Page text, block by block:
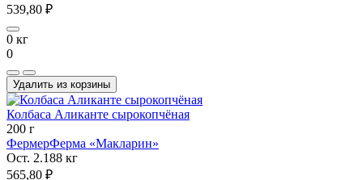
539,80 ₽
0 кг
0
Удалить из корзины
Колбаса Аликанте сырокопчёная
200 г
ФермерФерма «Макларин»
Ост. 2.188 кг
565,80 ₽